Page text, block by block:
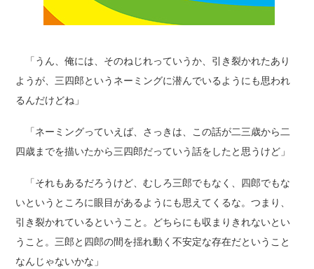
「うん、俺には、そのねじれっていうか、引き裂かれたあり
ようが、三四郎というネーミングに潜んでいるようにも思われ
るんだけどね」
「ネーミングっていえば、さっきは、この話が二三歳から二
四歳までを描いたから三四郎だっていう話をしたと思うけど」
「それもあるだろうけど、むしろ三郎でもなく、四郎でもな
いというところに眼目があるようにも思えてくるな。つまり、
引き裂かれているということ。どちらにも収まりきれないとい
うこと。三郎と四郎の間を揺れ動く不安定な存在だということ
なんじゃないかな」